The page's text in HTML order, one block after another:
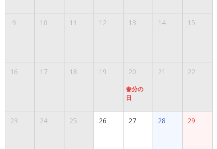
9 10 11 12 13 14 15
16 17 18 19 20
春分の
日
21 22
23 24 25 26 27 28 29